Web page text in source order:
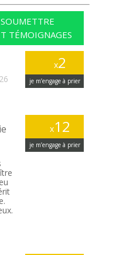
TÉMOIGNAGES
x2
je m’engage à prier
x12
je m’engage à prier